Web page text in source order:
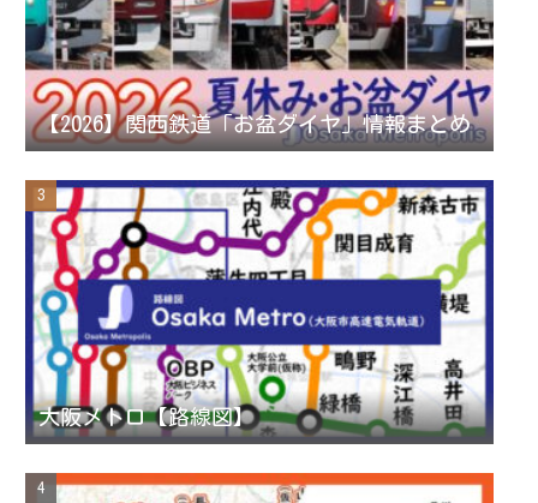
a
n
n
e
【2026】関西鉄道「お盆ダイヤ」情報まとめ
大阪メトロ【路線図】